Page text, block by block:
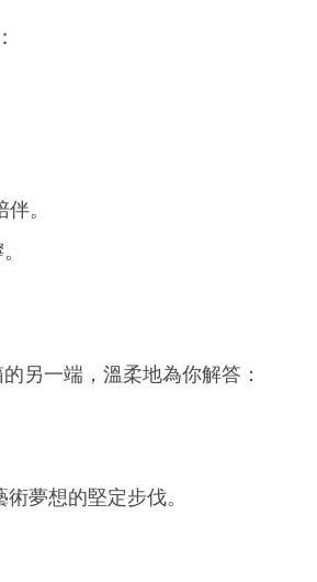
。
另一端，溫柔地為你解答：
夢想的堅定步伐。